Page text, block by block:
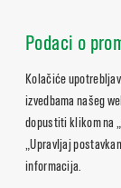
Podaci o
Kolačiće
izvedbama našeg
dopustiti klikom na
„Upravljaj
informacija.